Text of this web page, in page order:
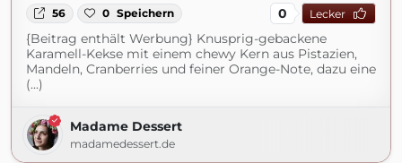
56 0 Speichern 0 Lecker
{Beitrag enthält Werbung} Knusprig-gebackene
Karamell-Kekse mit einem chewy Kern aus Pistazien,
Mandeln, Cranberries und feiner Orange-Note, dazu eine
(...)
Madame Dessert
madamedessert.de